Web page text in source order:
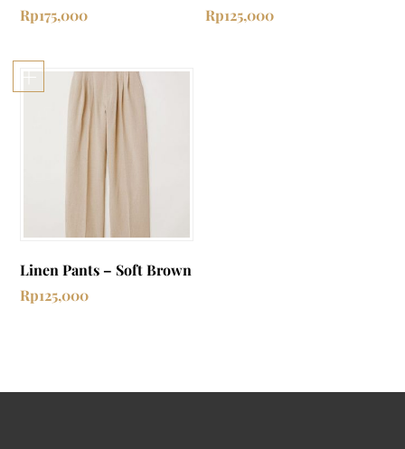
Rp175,000
Rp125,000
Linen Pants – Soft Brown
Rp125,000